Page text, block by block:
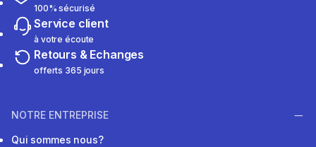
100% sécurisé
Service client
à votre écoute
Retours & Echanges
offerts 365 jours
NOTRE ENTREPRISE
Qui sommes nous?